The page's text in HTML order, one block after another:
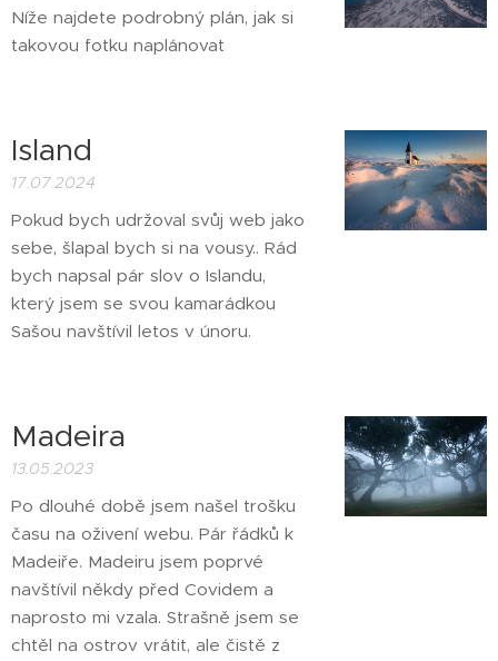
Níže najdete podrobný plán, jak si
takovou fotku naplánovat
Island
17.07.2024
Pokud bych udržoval svůj web jako
sebe, šlapal bych si na vousy.. Rád
bych napsal pár slov o Islandu,
který jsem se svou kamarádkou
Sašou navštívil letos v únoru.
Madeira
13.05.2023
Po dlouhé době jsem našel trošku
času na oživení webu. Pár řádků k
Madeiře. Madeiru jsem poprvé
navštívil někdy před Covidem a
naprosto mi vzala. Strašně jsem se
chtěl na ostrov vrátit, ale čistě z